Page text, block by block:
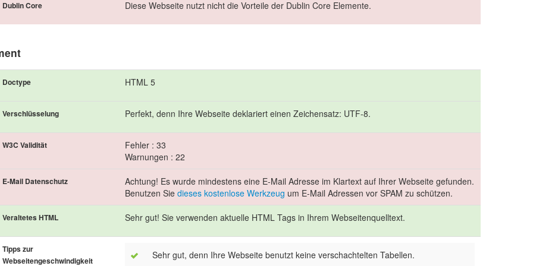
Dublin Core Diese Webseite nutzt nicht die Vorteile der Dublin Core Elemente.
Doctype HTML 5
Verschlüsselung Perfekt, denn Ihre Webseite deklariert einen Zeichensatz: UTF-8.
W3C Validität
Fehler : 33
Warnungen : 22
E-Mail Datenschutz
Achtung! Es wurde mindestens eine E-Mail Adresse im Klartext auf Ihrer Webseite gefunden.
Benutzen Sie dieses kostenlose Werkzeug um E-Mail Adressen vor SPAM zu schützen.
Veraltetes HTML Sehr gut! Sie verwenden aktuelle HTML Tags in Ihrem Webseitenquelltext.
Tipps zur
Webseitengeschwindigkeit
Sehr gut, denn Ihre Webseite benutzt keine verschachtelten Tabellen.